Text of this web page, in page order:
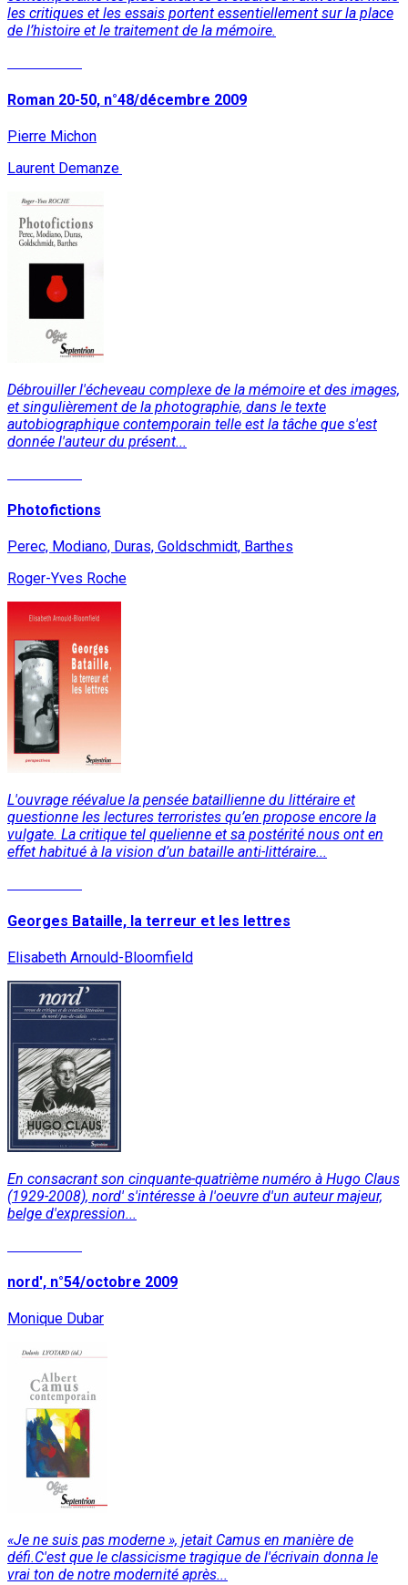
les critiques et les essais portent essentiellement sur la place
de l’histoire et le traitement de la mémoire.
Roman 20-50, n°48/décembre 2009
Pierre Michon
Laurent Demanze
Débrouiller l'écheveau complexe de la mémoire et des images,
et singulièrement de la photographie, dans le texte
autobiographique contemporain telle est la tâche que s'est
donnée l'auteur du présent...
Photofictions
Perec, Modiano, Duras, Goldschmidt, Barthes
Roger-Yves Roche
L'ouvrage réévalue la pensée bataillienne du littéraire et
questionne les lectures terroristes qu’en propose encore la
vulgate. La critique tel quelienne et sa postérité nous ont en
effet habitué à la vision d’un bataille anti-littéraire...
Georges Bataille, la terreur et les lettres
Elisabeth Arnould-Bloomfield
En consacrant son cinquante-quatrième numéro à Hugo Claus
(1929-2008), nord' s'intéresse à l'oeuvre d'un auteur majeur,
belge d'expression...
nord', n°54/octobre 2009
Monique Dubar
«Je ne suis pas moderne », jetait Camus en manière de
défi.C'est que le classicisme tragique de l'écrivain donna le
vrai ton de notre modernité après...